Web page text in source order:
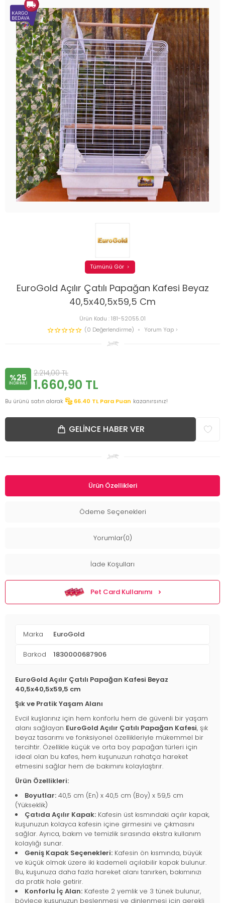
EuroGold Açılır Çatılı Papağan Kafesi Beyaz
40,5x40,5x59,5 Cm
Ürün Kodu :181-52055.01
(0 Değerlendirme)
Yorum Yap
Tümünü Gör
%25
INDIRIMLI
2.214,00TL
1.660,90 TL
Bu ürünü satın alarak 66.40 TL Para Puan kazanırsınız!
GELINCE HABER VER
Ürün Özellikleri
Ödeme Seçenekleri
Yorumlar(0)
İade Koşulları
Pet Card Kullanımı
Marka EuroGold
Barkod 1830000687906
EuroGold Açılır Çatılı Papağan Kafesi Beyaz
40,5x40,5x59,5 cm
Şık ve Pratik Yaşam Alanı
Evcil kuşlarınız için hem konforlu hem de güvenli bir yaşam
alanı sağlayan EuroGold Açılır Çatılı Papağan Kafesi, şık
beyaz tasarımı ve fonksiyonel özellikleriyle mükemmel bir
tercihtir. Özellikle küçük ve orta boy papağan türleri için
ideal olan bu kafes, hem kuşunuzun rahatça hareket
etmesini sağlar hem de bakımını kolaylaştırır.
Ürün Özellikleri:
Boyutlar: 40,5 cm (En) x 40,5 cm (Boy) x 59,5 cm
(Yükseklik)
Çatıda Açılır Kapak: Kafesin üst kısmındaki açılır kapak,
kuşunuzun kolayca kafesin içine girmesini ve çıkmasını
sağlar. Ayrıca, bakım ve temizlik sırasında ekstra kullanım
kolaylığı sunar.
Geniş Kapak Seçenekleri: Kafesin ön kısmında, büyük
ve küçük olmak üzere iki kademeli açılabilir kapak bulunur.
Bu, kuşunuza daha fazla hareket alanı tanırken, bakımınızı
da pratik hale getirir.
Konforlu İç Alan: Kafeste 2 yemlik ve 3 tünek bulunur,
böylece kuşunuzun beslenmesi ve dinlenmesi için gerekli